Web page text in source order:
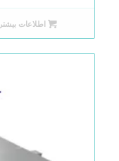
اطلاعات بیشتر